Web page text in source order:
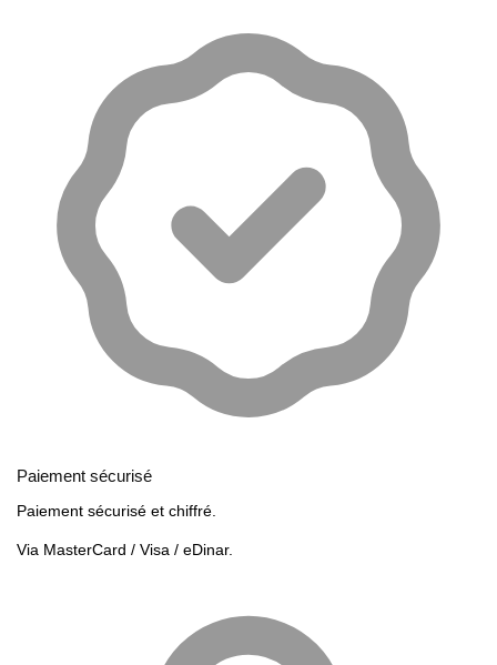
Paiement sécurisé
Paiement sécurisé et chiffré.
Via MasterCard / Visa / eDinar.